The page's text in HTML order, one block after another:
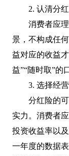
2. 认清分
消费者应
景，不构成任
益对应的收益
益”“随时取”的
3. 选择经
分红险的
实力。消费者
投资收益率以
一年度的数据